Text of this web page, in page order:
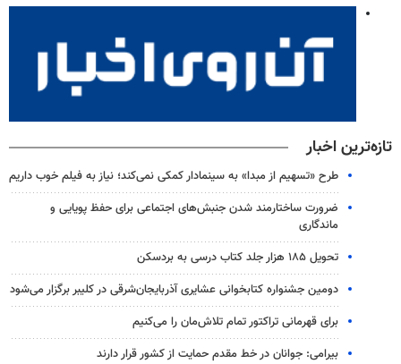
تازه‌ترین اخبار
طرح «تسهیم از مبدا» به سینمادار کمکی نمی‌کند؛ نیاز به فیلم خوب داریم
ضرورت ساختارمند شدن جنبش‌های اجتماعی برای حفظ پویایی و
ماندگاری
تحویل ۱۸۵ هزار جلد کتاب درسی به بردسکن
دومین جشنواره کتابخوانی عشایری آذربایجان‌شرقی در کلیبر برگزار می‌شود
برای قهرمانی تراکتور تمام تلاش‌مان را می‌کنیم
بیرامی: جوانان در خط مقدم حمایت از کشور قرار دارند